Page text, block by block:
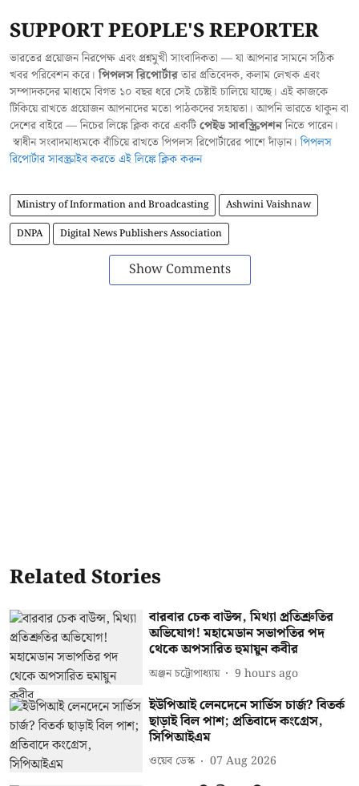
SUPPORT PEOPLE'S REPORTER
ভারতের প্রয়োজন নিরপেক্ষ এবং প্রশ্নমুখী সাংবাদিকতা — যা আপনার সামনে সঠিক
খবর পরিবেশন করে।পিপলস রিপোর্টারতার প্রতিবেদক, কলাম লেখক এবং
সম্পাদকদের মাধ্যমে বিগত ১০ বছর ধরে সেই চেষ্টাই চালিয়ে যাচ্ছে। এই কাজকে
টিকিয়ে রাখতে প্রয়োজন আপনাদের মতো পাঠকদের সহায়তা। আপনি ভারতে থাকুন বা
দেশের বাইরে — নিচের লিঙ্কে ক্লিক করে একটিপেইড সাবস্ক্রিপশননিতে পারেন।
স্বাধীন সংবাদমাধ্যমকে বাঁচিয়ে রাখতে পিপলস রিপোর্টারের পাশে দাঁড়ান।পিপলস
রিপোর্টার সাবস্ক্রাইব করতে এই লিঙ্কে ক্লিক করুন
Ministry of Information and Broadcasting
Ashwini Vaishnaw
DNPA
Digital News Publishers Association
Show Comments
Related Stories
বারবার চেক বাউন্স, মিথ্যা প্রতিশ্রুতির
অভিযোগ! মহামেডান সভাপতির পদ
থেকে অপসারিত হুমায়ুন কবীর
অঞ্জন চট্টোপাধ্যায় 9 hours ago
ইউপিআই লেনদেনে সার্ভিস চার্জ? বিতর্ক
ছাড়াই বিল পাশ; প্রতিবাদে কংগ্রেস,
সিপিআইএম
ওয়েব ডেস্ক 07 Aug 2026